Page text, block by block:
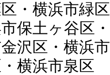
・横浜市緑
保土ヶ谷区
沢区・横浜
横浜市泉区